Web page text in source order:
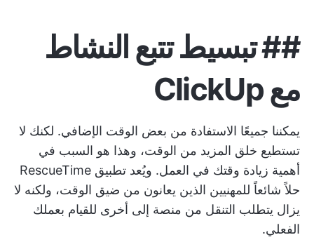
##تبسيط تتبع النشاط
مع ClickUp
يمكننا جميعًا الاستفادة من بعض الوقت الإضافي. لكنك لا
تستطيع خلق المزيد من الوقت، وهذا هو السبب في
أهمية زيادة وقتك في العمل. ويُعد تطبيق RescueTime
حلاً شائعاً للمهنيين الذين يعانون من ضيق الوقت، ولكنه لا
يزال يتطلب التنقل من منصة إلى أخرى للقيام بعملك
الفعلي.